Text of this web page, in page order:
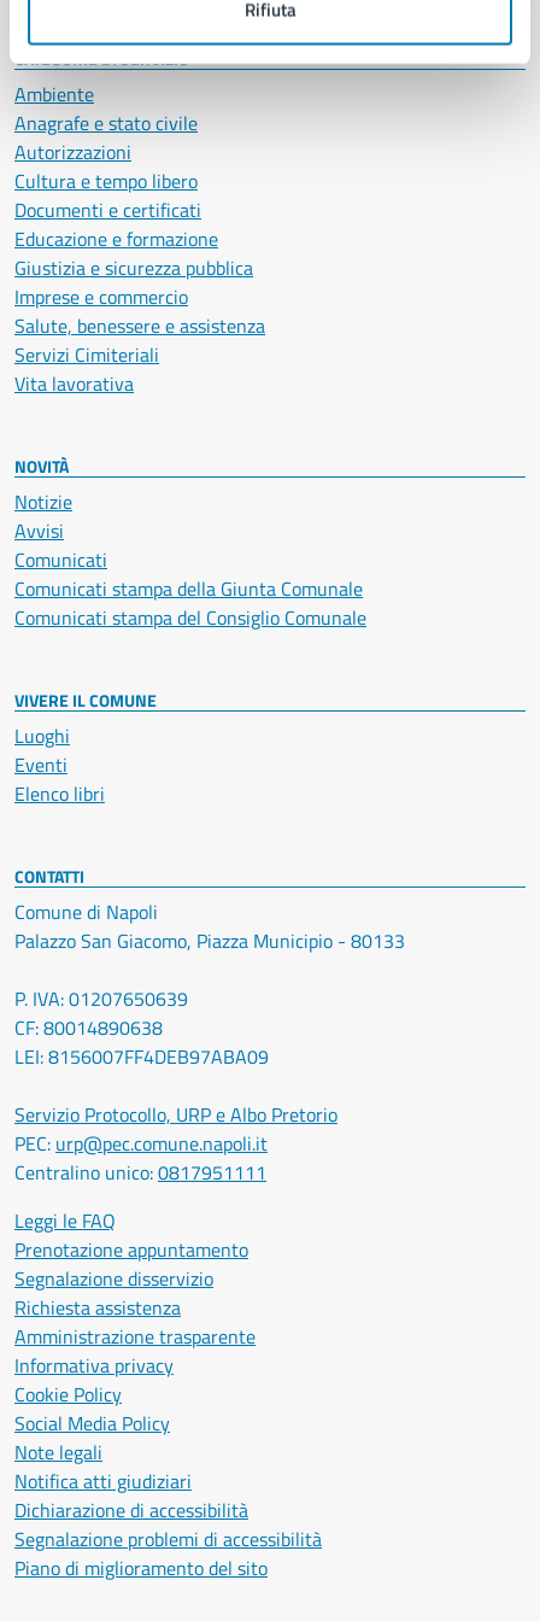
Rifiuta
CATEGORIE DI SERVIZIO
Ambiente
Anagrafe e stato civile
Autorizzazioni
Cultura e tempo libero
Documenti e certificati
Educazione e formazione
Giustizia e sicurezza pubblica
Imprese e commercio
Salute, benessere e assistenza
Servizi Cimiteriali
Vita lavorativa
NOVITÀ
Notizie
Avvisi
Comunicati
Comunicati stampa della Giunta Comunale
Comunicati stampa del Consiglio Comunale
VIVERE IL COMUNE
Luoghi
Eventi
Elenco libri
CONTATTI
Comune di Napoli
Palazzo San Giacomo, Piazza Municipio - 80133
P. IVA: 01207650639
CF: 80014890638
LEI: 8156007FF4DEB97ABA09
Servizio Protocollo, URP e Albo Pretorio
PEC: urp@pec.comune.napoli.it
Centralino unico:0817951111
Leggi le FAQ
Prenotazione appuntamento
Segnalazione disservizio
Richiesta assistenza
Amministrazione trasparente
Informativa privacy
Cookie Policy
Social Media Policy
Note legali
Notifica atti giudiziari
Dichiarazione di accessibilità
Segnalazione problemi di accessibilità
Piano di miglioramento del sito